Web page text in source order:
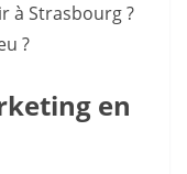
à Strasbourg ?
?
en